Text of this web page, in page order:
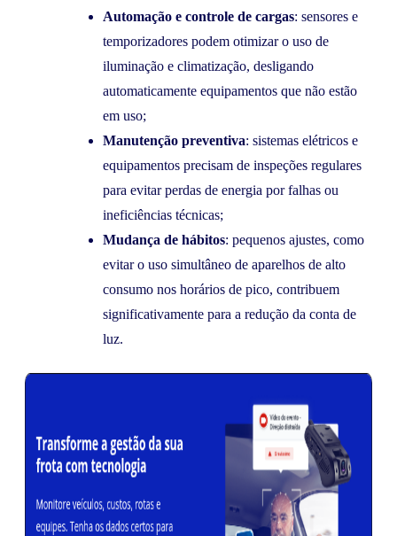
Automação e controle de cargas: sensores e
temporizadores podem otimizar o uso de
iluminação e climatização, desligando
automaticamente equipamentos que não estão
em uso;
Manutenção preventiva: sistemas elétricos e
equipamentos precisam de inspeções regulares
para evitar perdas de energia por falhas ou
ineficiências técnicas;
Mudança de hábitos: pequenos ajustes, como
evitar o uso simultâneo de aparelhos de alto
consumo nos horários de pico, contribuem
significativamente para a redução da conta de
luz.